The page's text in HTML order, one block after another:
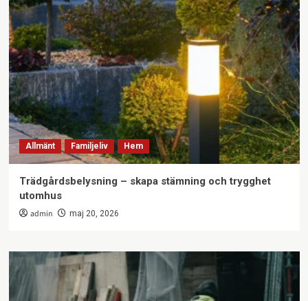
Allmänt Familjeliv Hem
Trädgårdsbelysning – skapa stämning och trygghet
utomhus
admin maj 20, 2026